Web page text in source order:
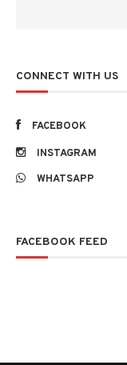
CONNECT WITH US
FACEBOOK
INSTAGRAM
WHATSAPP
FACEBOOK FEED